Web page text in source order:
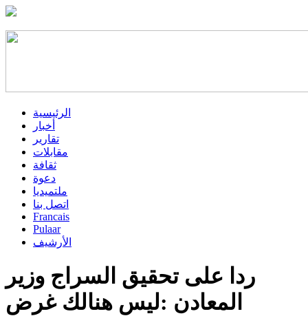
الرئيسية
أخبار
تقارير
مقابلات
ثقافة
دعوة
ملتميديا
اتصل بنا
Francais
Pulaar
الأرشيف
ردا على تحقيق السراج وزير
المعادن :ليس هنالك غرض